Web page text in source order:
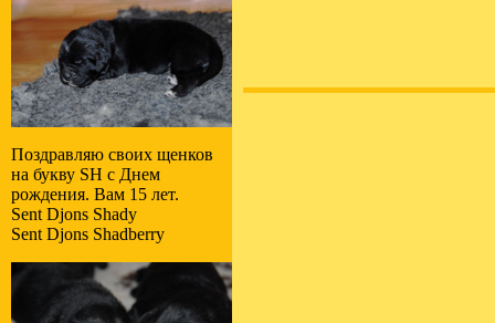
Поздравляю своих щенков
на букву SH с Днем
рождения. Вам 15 лет.
Sent Djons Shady
Sent Djons Shadberry